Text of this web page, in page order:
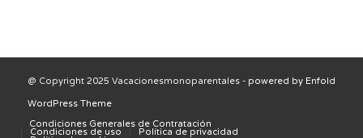
@ Copyright 2025 Vacacionesmonoparentales - powered by Enfold
WordPress Theme
Condiciones Generales de Contratación
Condiciones de uso Política de privacidad